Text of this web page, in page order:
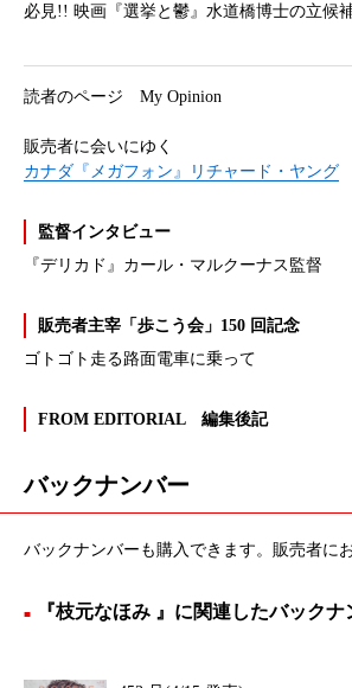
必見!! 映画『選挙と鬱』水道橋博士の立候
読者のページ My Opinion
販売者に会いにゆく
カナダ『メガフォン』リチャード・ヤング
監督インタビュー
『デリカド』カール・マルクーナス監督
販売者主宰「歩こう会」150 回記念
ゴトゴト走る路面電車に乗って
FROM EDITORIAL 編集後記
バックナンバー
バックナンバーも購入できます。販売者に
『枝元なほみ 』に関連したバックナ